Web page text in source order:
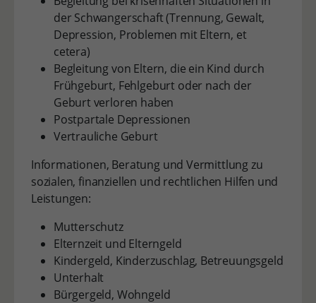
der Schwangerschaft (Trennung, Gewalt,
Depression, Problemen mit Eltern, et
cetera)
Begleitung von Eltern, die ein Kind durch
Frühgeburt, Fehlgeburt oder nach der
Geburt verloren haben
Postpartale Depressionen
Vertrauliche Geburt
Informationen, Beratung und Vermittlung zu
sozialen, finanziellen und rechtlichen Hilfen und
Leistungen:
Mutterschutz
Elternzeit und Elterngeld
Kindergeld, Kinderzuschlag, Betreuungsgeld
Unterhalt
Bürgergeld, Wohngeld